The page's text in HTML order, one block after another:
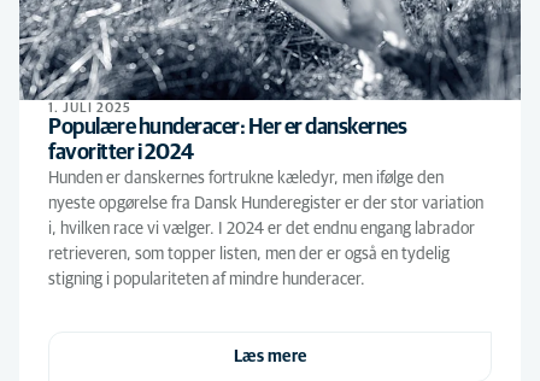
1. JULI 2025
Populære hunderacer: Her er danskernes
favoritter i 2024
Hunden er danskernes fortrukne kæledyr, men ifølge den
nyeste opgørelse fra Dansk Hunderegister er der stor variation
i, hvilken race vi vælger. I 2024 er det endnu engang labrador
retrieveren, som topper listen, men der er også en tydelig
stigning i populariteten af mindre hunderacer.
Læs mere